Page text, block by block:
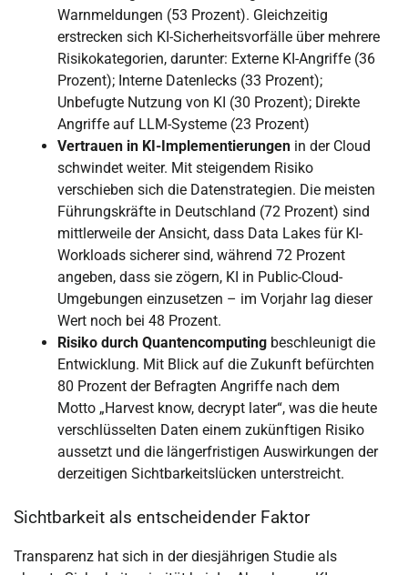
Warnmeldungen (53 Prozent). Gleichzeitig
erstrecken sich KI-Sicherheitsvorfälle über mehrere
Risikokategorien, darunter: Externe KI-Angriffe (36
Prozent); Interne Datenlecks (33 Prozent);
Unbefugte Nutzung von KI (30 Prozent); Direkte
Angriffe auf LLM-Systeme (23 Prozent)
Vertrauen in KI-Implementierungen in der Cloud
schwindet weiter. Mit steigendem Risiko
verschieben sich die Datenstrategien. Die meisten
Führungskräfte in Deutschland (72 Prozent) sind
mittlerweile der Ansicht, dass Data Lakes für KI-
Workloads sicherer sind, während 72 Prozent
angeben, dass sie zögern, KI in Public-Cloud-
Umgebungen einzusetzen – im Vorjahr lag dieser
Wert noch bei 48 Prozent.
Risiko durch Quantencomputing beschleunigt die
Entwicklung. Mit Blick auf die Zukunft befürchten
80 Prozent der Befragten Angriffe nach dem
Motto „Harvest know, decrypt later“, was die heute
verschlüsselten Daten einem zukünftigen Risiko
aussetzt und die längerfristigen Auswirkungen der
derzeitigen Sichtbarkeitslücken unterstreicht.
Sichtbarkeit als entscheidender Faktor
Transparenz hat sich in der diesjährigen Studie als